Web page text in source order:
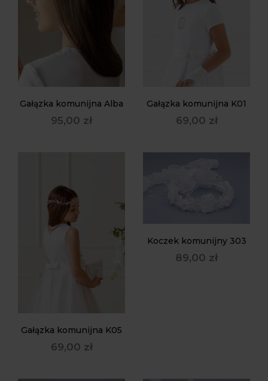
Gałązka komunijna Alba
95,00 zł
Gałązka komunijna K01
69,00 zł
Gałązka komunijna K05
69,00 zł
Koczek komunijny 303
89,00 zł